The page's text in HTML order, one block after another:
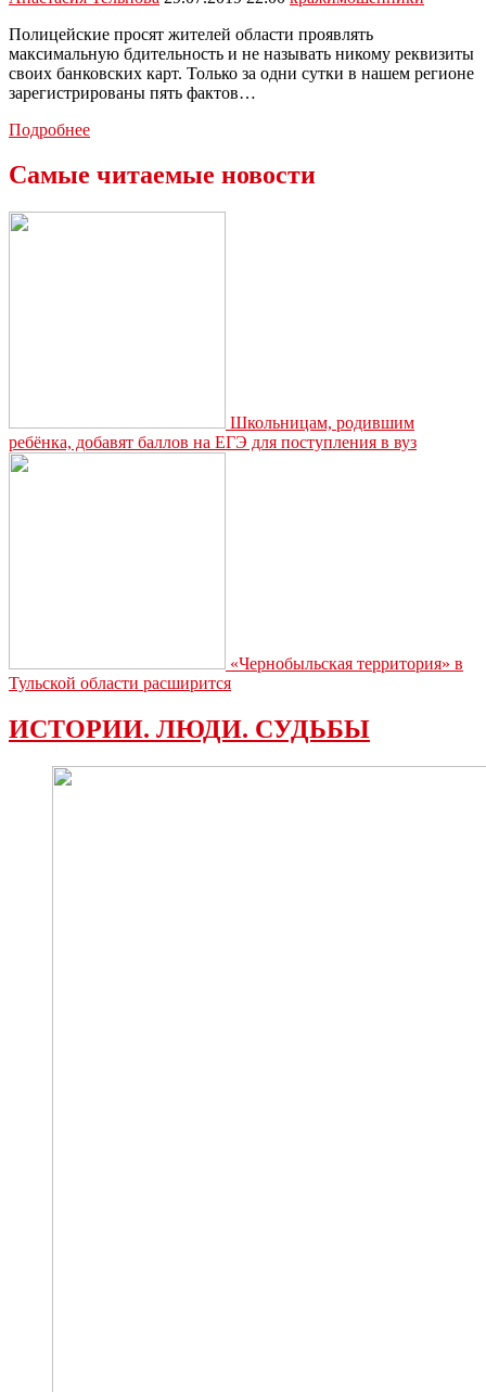
Полицейские просят жителей области проявлять
максимальную бдительность и не называть никому реквизиты
своих банковских карт. Только за одни сутки в нашем регионе
зарегистрированы пять фактов…
ПодробнееПолицейские
предостерегать
жителей
Самые читаемые новости
Школьницам, родившим
ребёнка, добавят баллов на ЕГЭ для поступления в вуз
«Чернобыльская территория» в
Тульской области расширится
ИСТОРИИ. ЛЮДИ. СУДЬБЫ